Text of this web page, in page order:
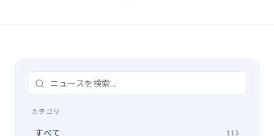
カテゴリ
すべて 113